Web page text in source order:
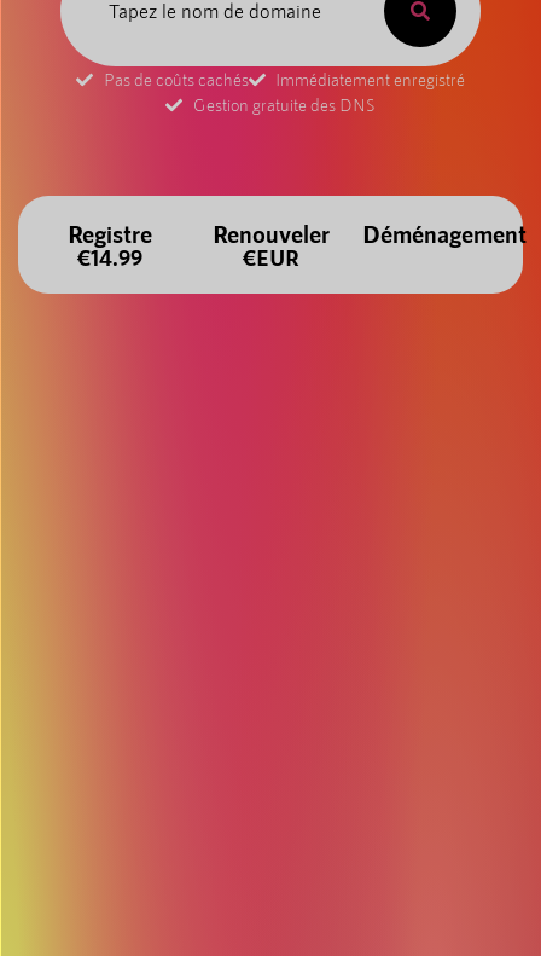
Pas de coûts cachés
Immédiatement enregistré
Gestion gratuite des DNS
Registre
€14.99
Renouveler
€EUR
Déménagement